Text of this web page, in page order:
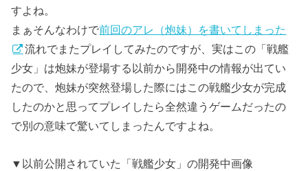
すよね。
まぁそんなわけで前回のアレ（炮妹）を書いてしまった
流れでまたプレイしてみたのですが、実はこの「戦艦
少女」は炮妹が登場する以前から開発中の情報が出てい
たので、炮妹が突然登場した際にはこの戦艦少女が完成
したのかと思ってプレイしたら全然違うゲームだったの
で別の意味で驚いてしまったんですよね。
▼以前公開されていた「戦艦少女」の開発中画像